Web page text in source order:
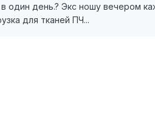
один день.? Экс ношу вечером
для тканей ПЧ...